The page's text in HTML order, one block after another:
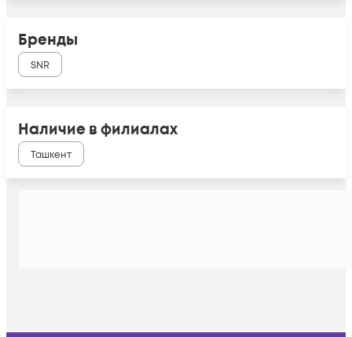
Бренды
SNR
Наличие в филиалах
Ташкент